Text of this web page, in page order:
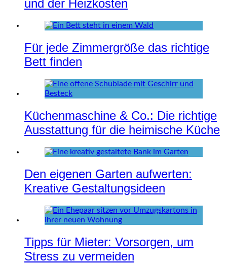
und der Heizkosten
Für jede Zimmergröße das richtige
Bett finden
Küchenmaschine & Co.: Die richtige
Ausstattung für die heimische Küche
Den eigenen Garten aufwerten:
Kreative Gestaltungsideen
Tipps für Mieter: Vorsorgen, um
Stress zu vermeiden